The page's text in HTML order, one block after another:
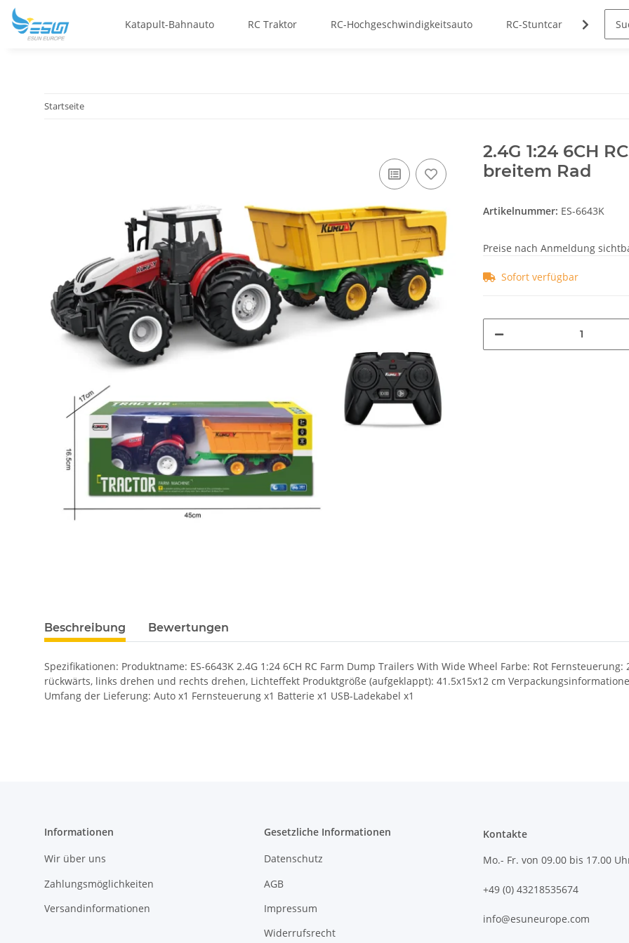
Katapult-Bahnauto RC Traktor RC-Hochgeschwindigkeitsauto RC-Stuntcar
Startseite
2.4G 1:24 6CH
breitem Rad
Artikelnummer: ES-6643K
Preise nach Anmeldung
Sofort verfügbar
Beschreibung Bewertungen
Spezifikationen: Produktname: ES-6643K 2.4G 1:24 6CH RC Farm Dump Trailers With Wide Wheel Farbe: Rot
rückwärts, links drehen und rechts drehen, Lichteffekt Produktgröße (aufgeklappt): 41.5x15x12 cm
Umfang der Lieferung: Auto x1 Fernsteuerung x1 Batterie x1 USB-Ladekabel x1
Informationen
Wir über uns
Zahlungsmöglichkeiten
Versandinformationen
Gesetzliche Informationen
Datenschutz
AGB
Impressum
Widerrufsrecht
Kontakte
Mo.- Fr. von 09.00 bis 17.00
+49 (0) 43218535674
info@esuneurope.com